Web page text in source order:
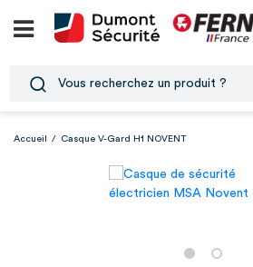
Accueil / Casque V-Gard H1 NOVENT